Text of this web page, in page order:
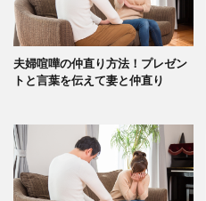
夫婦喧嘩の仲直り方法！プレゼン
トと言葉を伝えて妻と仲直り